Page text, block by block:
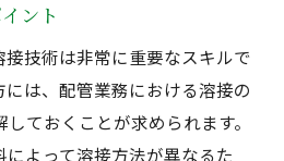
ント
技術は非常に重要なスキルで
は、配管業務における溶接の
ておくことが求められます。
によって溶接方法が異なるた